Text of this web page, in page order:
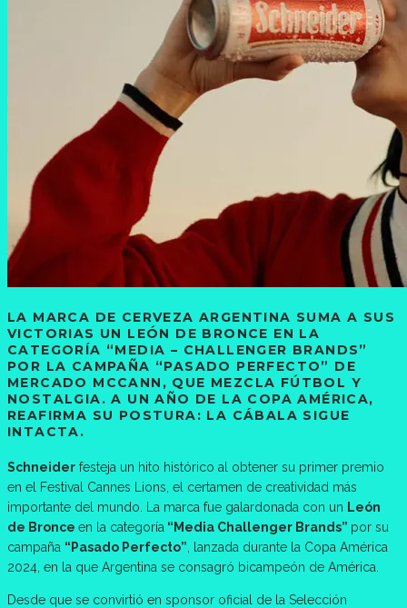
LA MARCA DE CERVEZA ARGENTINA SUMA A SUS
VICTORIAS UN LEÓN DE BRONCE EN LA
CATEGORÍA “MEDIA – CHALLENGER BRANDS”
POR LA CAMPAÑA “PASADO PERFECTO” DE
MERCADO MCCANN, QUE MEZCLA FÚTBOL Y
NOSTALGIA. A UN AÑO DE LA COPA AMÉRICA,
REAFIRMA SU POSTURA: LA CÁBALA SIGUE
INTACTA.
Schneider festeja un hito histórico al obtener su primer premio
en el Festival Cannes Lions, el certamen de creatividad más
importante del mundo. La marca fue galardonada con un León
de Bronce en la categoría “Media Challenger Brands” por su
campaña “Pasado Perfecto” , lanzada durante la Copa América
2024, en la que Argentina se consagró bicampeón de América.
Desde que se convirtió en sponsor oficial de la Selección